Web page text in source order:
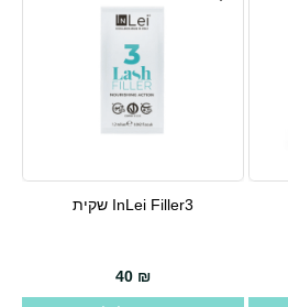
InLei Filler3 שקית
40 ₪